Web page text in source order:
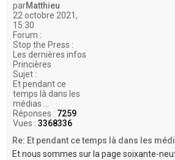
parMatthieu
22 octobre 2021,
15:30
Forum :
Stop the Press :
Les dernières infos
Princières
Sujet :
Et pendant ce
temps là dans les
médias ...
Réponses : 7259
Vues : 3368336
Re: Et pendant ce temps là dans les
Et nous sommes sur la page soixante-